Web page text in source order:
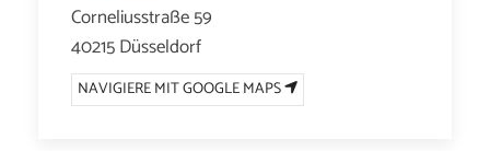
Corneliusstraße 59
40215 Düsseldorf
NAVIGIERE MIT GOOGLE MAPS